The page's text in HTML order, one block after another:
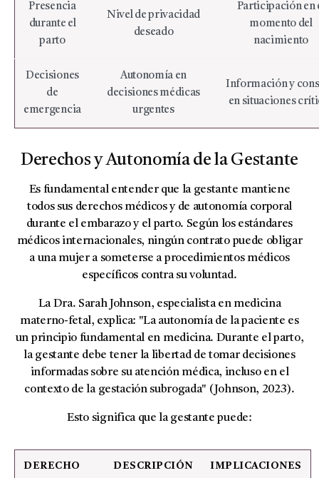
Presencia
durante el
parto
Nivel de privacidad
deseado
Participación en
momento del
nacimiento
Decisiones
de
emergencia
Autonomía en
decisiones médicas
urgentes
Información y
en situaciones
Derechos y Autonomía de la Gestante
Es fundamental entender que la gestante mantiene
todos sus derechos médicos y de autonomía corporal
durante el embarazo y el parto. Según los estándares
médicos internacionales, ningún contrato puede obligar
a una mujer a someterse a procedimientos médicos
específicos contra su voluntad.
La Dra. Sarah Johnson, especialista en medicina
materno-fetal, explica: "La autonomía de la paciente es
un principio fundamental en medicina. Durante el parto,
la gestante debe tener la libertad de tomar decisiones
informadas sobre su atención médica, incluso en el
contexto de la gestación subrogada" (Johnson, 2023).
Esto significa que la gestante puede:
DERECHO DESCRIPCIÓN IMPLICACIONES